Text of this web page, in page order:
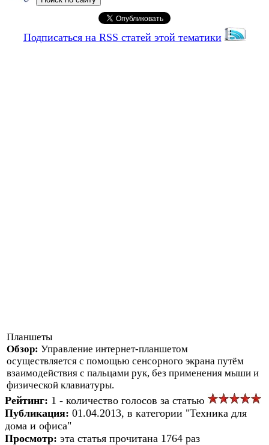
Подписаться на RSS статей этой тематики
Планшеты
Обзор: Управление интернет-планшетом
осуществляется с помощью сенсорного экрана путём
взаимодействия с пальцами рук, без применения мыши и
физической клавиатуры.
Рейтинг: 1 - количество голосов за статью
Публикация: 01.04.2013, в категории "Техника для
дома и офиса"
Просмотр: эта статья прочитана 1764 раз